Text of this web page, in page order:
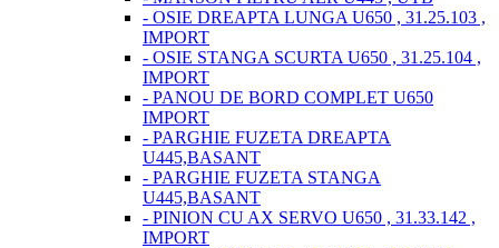
- OSIE DREAPTA LUNGA U650 , 31.25.103 ,
IMPORT
- OSIE STANGA SCURTA U650 , 31.25.104 ,
IMPORT
- PANOU DE BORD COMPLET U650
IMPORT
- PARGHIE FUZETA DREAPTA
U445,BASANT
- PARGHIE FUZETA STANGA
U445,BASANT
- PINION CU AX SERVO U650 , 31.33.142 ,
IMPORT